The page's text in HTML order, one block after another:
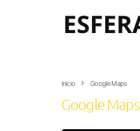
Inicio Google Maps
Google Maps